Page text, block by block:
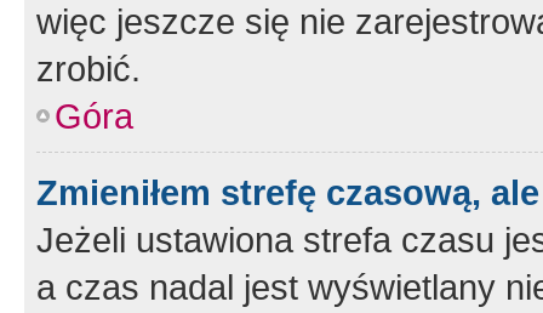
więc jeszcze się nie
zrobić.
Góra
Zmieniłem strefę czasową,
Jeżeli ustawiona strefa czasu
a czas nadal jest wyświetlany